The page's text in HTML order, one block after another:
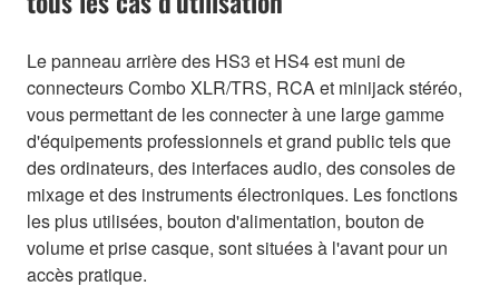
Le panneau arrière des HS3 et HS4 est muni de
connecteurs Combo XLR/TRS, RCA et minijack stéréo,
vous permettant de les connecter à une large gamme
d'équipements professionnels et grand public tels que
des ordinateurs, des interfaces audio, des consoles de
mixage et des instruments électroniques. Les fonctions
les plus utilisées, bouton d'alimentation, bouton de
volume et prise casque, sont situées à l'avant pour un
accès pratique.